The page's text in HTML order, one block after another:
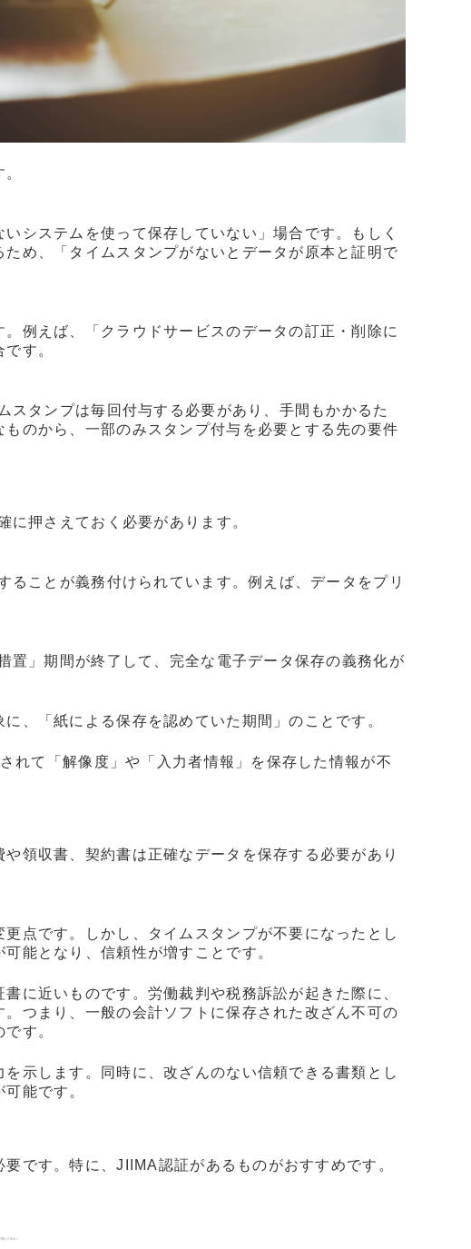
システムを使って保存していない」場合です。もしく
め、「タイムスタンプがないとデータが原本と証明で
例えば、「クラウドサービスのデータの訂正・削除に
す。
タンプは毎回付与する必要があり、手間もかかるた
のから、一部のみスタンプ付与を必要とする先の要件
押さえておく必要があります。
ことが義務付けられています。例えば、データをプリ
」期間が終了して、完全な電子データ保存の義務化が
、「紙による保存を認めていた期間」のことです。
れて「解像度」や「入力者情報」を保存した情報が不
領収書、契約書は正確なデータを保存する必要があり
点です。しかし、タイムスタンプが不要になったとし
能となり、信頼性が増すことです。
に近いものです。労働裁判や税務訴訟が起きた際に、
つまり、一般の会計ソフトに保存された改ざん不可の
す。
示します。同時に、改ざんのない信頼できる書類とし
能です。
です。特に、JIIMA認証があるものがおすすめです。